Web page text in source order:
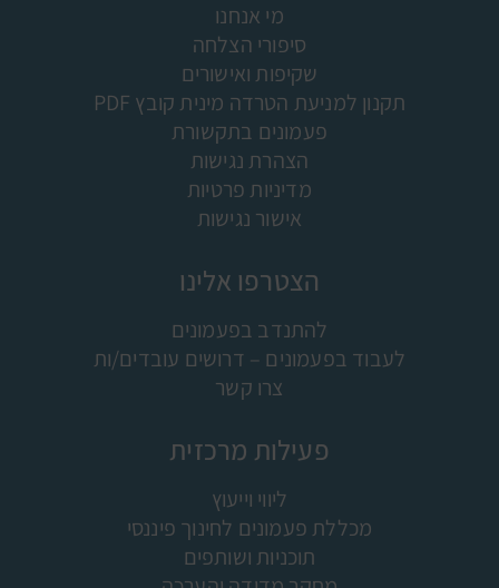
מי אנחנו
סיפורי הצלחה
שקיפות ואישורים
תקנון למניעת הטרדה מינית קובץ PDF
פעמונים בתקשורת
הצהרת נגישות
מדיניות פרטיות
אישור נגישות
הצטרפו אלינו
להתנדב בפעמונים
לעבוד בפעמונים – דרושים עובדים/ות
צרו קשר
פעילות מרכזית
ליווי וייעוץ
מכללת פעמונים לחינוך פיננסי
תוכניות ושותפים